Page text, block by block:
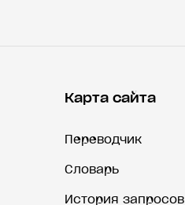
Карта сайта
Переводчик
Словарь
История запросов